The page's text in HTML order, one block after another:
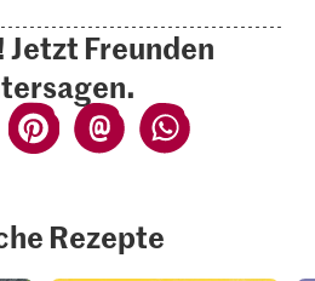
Jetzt Freunden
Rezepte